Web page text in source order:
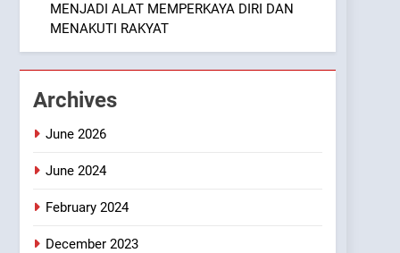
MENJADI ALAT MEMPERKAYA DIRI DAN
MENAKUTI RAKYAT
Archives
June 2026
June 2024
February 2024
December 2023